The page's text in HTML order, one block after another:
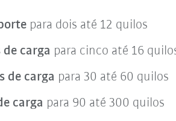
para dois até 12 quilos
carga para cinco até 16
de carga para 30 até 60 quilos
carga para 90 até 300 quilos